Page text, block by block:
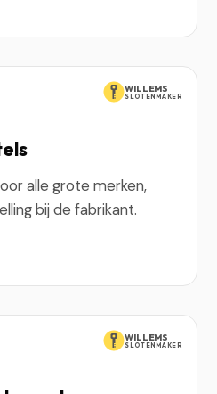
WILLEMS
SLOTENMAKER
alle grote merken,
bij de fabrikant.
WILLEMS
SLOTENMAKER